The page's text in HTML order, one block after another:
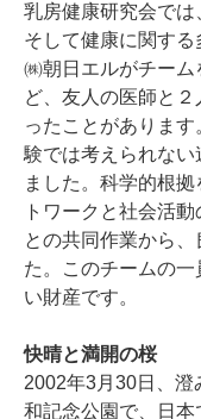
乳房健康研究会では
そして健康に関す
㈱朝日エルがチー
ど、友人の医師と
ったことがありま
験では考えられない
ました。科学的根
トワークと社会活
との共同作業から
た。このチームの
い財産です。
快晴と満開の桜
2002年3月30日、澄
和記念公園で、日